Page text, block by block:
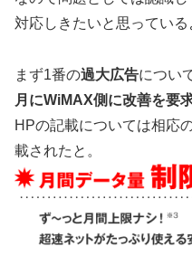
対応しきたいと思っている
まず1番の過大広告につい
月にWiMAX側に改善を要
HPの記載については相応
載されたと。